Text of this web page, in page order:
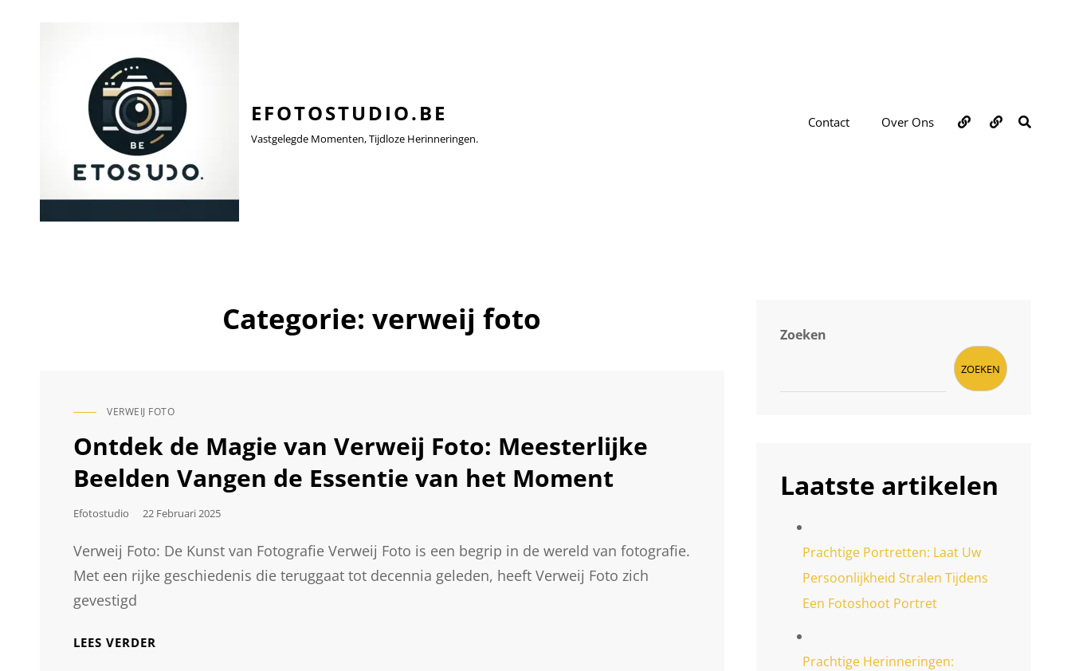
EFOTOSTUDIO.BE
Vastgelegde Momenten, Tijdloze Herinneringen.
Contact Over Ons Over
ons
Contact
Categorie:verweij foto
CAT
VERWEIJ FOTO
Ontdek de Magie van Verweij Foto: Meesterlijke
Beelden Vangen de Essentie van het Moment
Efotostudio
Geplaatst
22 Februari 2025
Verweij Foto: De Kunst van Fotografie Verweij Foto is een begrip in de wereld van fotografie.
Met een rijke geschiedenis die teruggaat tot decennia geleden, heeft Verweij Foto zich
gevestigd
LEES VERDER
Zoeken
ZOEKEN
Laatste artikelen
Prachtige Portretten: Laat Uw
Persoonlijkheid Stralen Tijdens
Een Fotoshoot Portret
Prachtige Herinneringen: